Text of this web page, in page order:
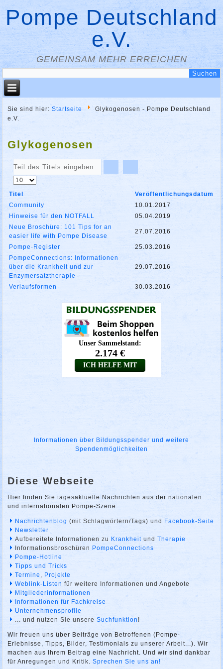
Pompe Deutschland
e.V.
GEMEINSAM MEHR ERREICHEN
Sie sind hier:Startseite
Glykogenosen - Pompe Deutschland
e.V.
Glykogenosen
Teil
Titels
eingeben
Anzeige
Titel
Veröffentlichungsdatum
Community
10.01.2017
Hinweise für den NOTFALL
05.04.2019
Neue Broschüre: 101 Tips for an
easier life with Pompe Disease
27.07.2016
Pompe-Register
25.03.2016
PompeConnections: Informationen
über die Krankheit und zur
Enzymersatztherapie
29.07.2016
Verlaufsformen 30.03.2016
Informationen über Bildungsspender und weitere
Spendenmöglichkeiten
Diese Webseite
Hier finden Sie tagesaktuelle Nachrichten aus der nationalen
und internationalen Pompe-Szene:
Nachrichtenblog (mit Schlagwörtern/Tags) und Facebook-Seite
Newsletter
Aufbereitete Informationen zu Krankheit undTherapie
Informationsbroschüren PompeConnections
Pompe-Hotline
Tipps und Tricks
Termine
Projekte
Weblink-Listen für weitere Informationen und Angebote
Mitgliederinformationen
Informationen für Fachkreise
Unternehmensprofile
... und nutzen Sie unsereSuchfunktion !
Wir freuen uns über Beiträge von Betroffenen (Pompe-
Erlebnisse, Tipps, Bilder, Testimonials zu unserer Arbeit...). Wir
machen aus Ihrem Beitrag eine Nachricht. Und wir sind dankbar
für Anregungen und Kritik.Sprechen Sie uns an!